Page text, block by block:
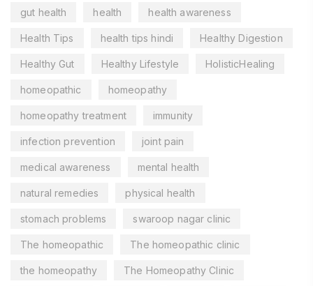
gut health health health awareness
Health Tips health tips hindi Healthy Digestion
Healthy Gut Healthy Lifestyle HolisticHealing
homeopathic homeopathy
homeopathy treatment immunity
infection prevention joint pain
medical awareness mental health
natural remedies physical health
stomach problems swaroop nagar clinic
The homeopathic The homeopathic clinic
the homeopathy The Homeopathy Clinic